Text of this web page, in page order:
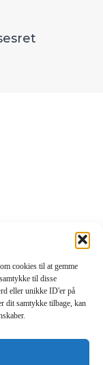
cookies til at gemme
til disse
eller unikke ID'er på
dit samtykke tilbage, kan